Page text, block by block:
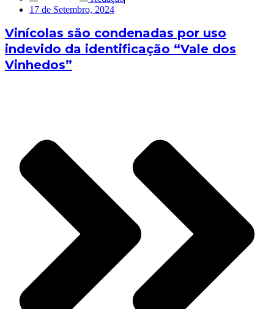
17 de Setembro, 2024
Vinícolas são condenadas por uso
indevido da identificação “Vale dos
Vinhedos”